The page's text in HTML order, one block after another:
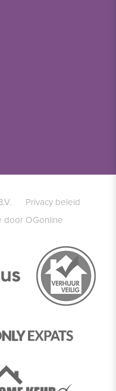
Privacy beleid
door OGonline